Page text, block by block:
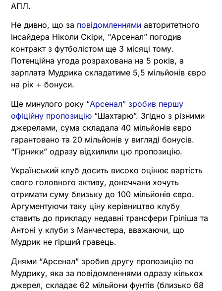
АПЛ.
Не дивно, що за повідомленнями авторитетного
інсайдера Ніколи Скіри, “Арсенал” погодив
контракт з футболістом ще 3 місяці тому.
Потенційна угода розрахована на 5 років, а
зарплата Мудрика складатиме 5,5 мільйонів євро
на рік + бонуси.
Ще минулого року “Арсенал” зробив першу
офіційну пропозицію “Шахтарю”. Згідно з різними
джерелами, сума складала 40 мільйонів євро
гарантовано та 20 мільйонів у вигляді бонусів.
“Гірники” одразу відхилили цю пропозицію.
Український клуб досить високо оцінює вартість
свого головного активу, донеччани хочуть
отримати суму близьку до 100 мільйонів євро.
Аргументуючи таку ціну керівництво клубу
ставить до прикладу недавні трансфери Гріліша та
Антоні у клуби з Манчестера, вважаючи, що
Мудрик не гірший гравець.
Днями “Арсенал” зробив другу пропозицію по
Мудрику, яка за повідомленнями одразу кількох
джерел, складає 62 мільйони фунтів (близько 68